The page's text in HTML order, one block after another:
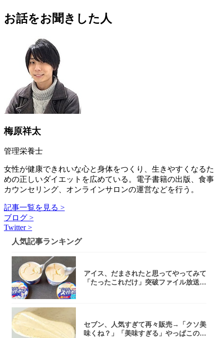
お話をお聞きした人
梅原祥太
管理栄養士
女性が健康できれいな心と身体をつくり、生きやすくなるた
めの正しいダイエットを広めている。電子書籍の出版、食事
カウンセリング、オンラインサロンの運営などを行う。
記事一覧を見る >
ブログ >
Twitter >
人気記事ランキング
アイス、だまされたと思ってやってみて
「たったこれだけ」突破ファイル放送で
セブン、人気すぎて再々販売→「クソ美
味くね？」「美味すぎる」やっぱこのク